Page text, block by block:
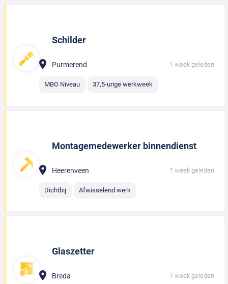
Schilder
Purmerend 1 week geleden
MBO Niveau 37,5-urige werkweek
Montagemedewerker binnendienst
Heerenveen 1 week geleden
Dichtbij Afwisselend werk
Glaszetter
Breda 1 week geleden